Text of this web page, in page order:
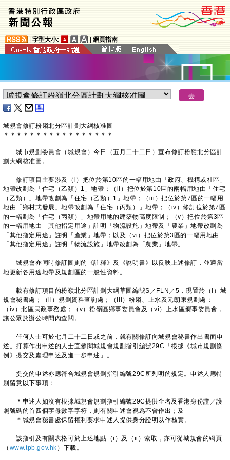
字型大小: 網頁指南
城規會修訂粉嶺北分區計劃大綱核准圖
＊ ＊ ＊ ＊ ＊ ＊ ＊ ＊ ＊ ＊ ＊ ＊ ＊ ＊ ＊ ＊ ＊
​城市規劃委員會（城規會）今日（五月二十二日）宣布修訂粉嶺北分區計
劃大綱核准圖。
修訂項目主要涉及（i）把位於第10區的一幅用地由「政府、機構或社區」
地帶改劃為「住宅（乙類）1」地帶；（ii）把位於第10區的兩幅用地由「住宅
（乙類）」地帶改劃為「住宅（乙類）1」地帶；（iii）把位於第7區的一幅用
地由「鄉村式發展」地帶改劃為「住宅（丙類）」地帶；（iv）修訂位於第7區
的一幅劃為「住宅（丙類）」地帶用地的建築物高度限制；（v）把位於第3區
的一幅用地由「其他指定用途」註明「物流設施」地帶及「農業」地帶改劃為
「其他指定用途」註明「產業」地帶；以及（vi）把位於第3區的一幅用地由
「其他指定用途」註明「物流設施」地帶改劃為「農業」地帶。
城規會亦同時修訂圖則的《註釋》及《說明書》以反映上述修訂，並適當
地更新各用途地帶及規劃區的一般性資料。
載有修訂項目的粉嶺北分區計劃大綱草圖編號S／FLN／5，現置於（i）城
規會秘書處；（ii）規劃資料查詢處；（iii）粉嶺、上水及元朗東規劃處；
（iv）北區民政事務處；（v）粉嶺區鄉事委員會及（vi）上水區鄉事委員會，
讓公眾於辦公時間內查閱。
任何人士可於七月二十二日或之前，就有關修訂向城規會秘書作出書面申
述。打算作出申述的人士宜參閱城規會規劃指引編號29C「根據《城市規劃條
例》提交及處理申述及進一步申述」。
提交的申述亦應符合城規會規劃指引編號29C所列明的規定。申述人應特
別留意以下事項：
＊申述人如沒有根據城規會規劃指引編號29C提供全名及香港身份證／護
照號碼的首四個字母數字字符，則有關申述會視為不曾作出；及
＊城規會秘書處保留權利要求申述人提供身分證明以作核實。
該指引及有關表格可於上述地點（i）及（ii）索取，亦可從城規會的網頁
（ www.tpb.gov.hk ）下載。